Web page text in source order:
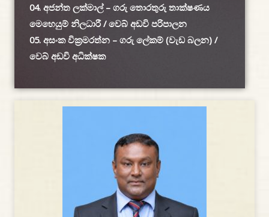
04. අජන්ත ලක්මාල් – ගරු තොරතුරු තාක්ෂණය
මෙහෙයුම් නිලධාරී / වෙබ් අඩවි පරිපාලන
05. අසංක වික්‍රමරත්න – ගරු ලේකම් (වැඩ බලන) /
වෙබ් අඩවි අධික්ෂක